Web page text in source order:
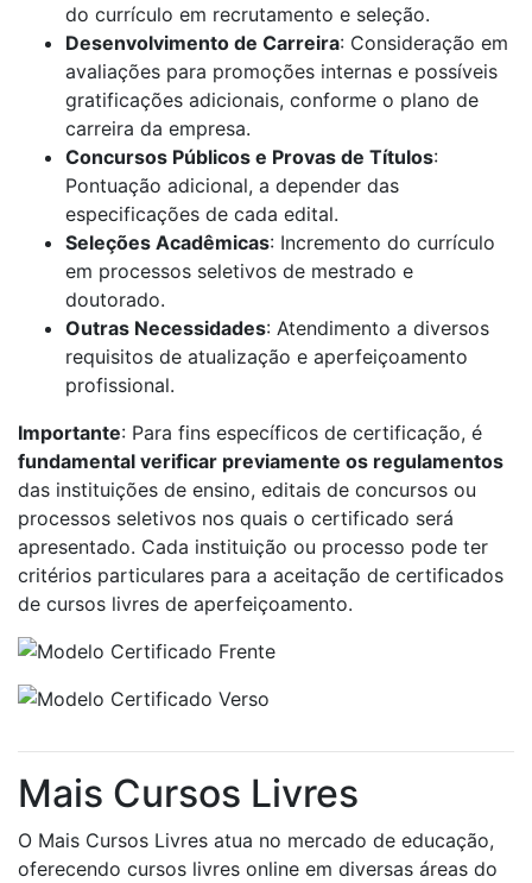
do currículo em recrutamento e seleção.
Desenvolvimento de Carreira: Consideração em
avaliações para promoções internas e possíveis
gratificações adicionais, conforme o plano de
carreira da empresa.
Concursos Públicos e Provas de Títulos:
Pontuação adicional, a depender das
especificações de cada edital.
Seleções Acadêmicas: Incremento do currículo
em processos seletivos de mestrado e
doutorado.
Outras Necessidades: Atendimento a diversos
requisitos de atualização e aperfeiçoamento
profissional.
Importante: Para fins específicos de certificação, é
fundamental verificar previamente os regulamentos
das instituições de ensino, editais de concursos ou
processos seletivos nos quais o certificado será
apresentado. Cada instituição ou processo pode ter
critérios particulares para a aceitação de certificados
de cursos livres de aperfeiçoamento.
Mais Cursos Livres
O Mais Cursos Livres atua no mercado de educação,
oferecendo cursos livres online em diversas áreas do